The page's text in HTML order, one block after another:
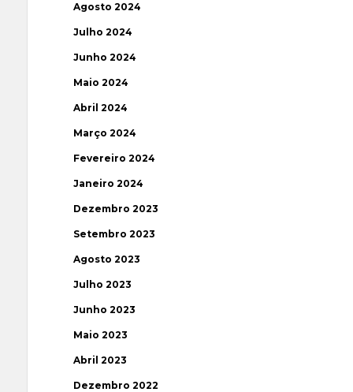
Agosto 2024
Julho 2024
Junho 2024
Maio 2024
Abril 2024
Março 2024
Fevereiro 2024
Janeiro 2024
Dezembro 2023
Setembro 2023
Agosto 2023
Julho 2023
Junho 2023
Maio 2023
Abril 2023
Dezembro 2022